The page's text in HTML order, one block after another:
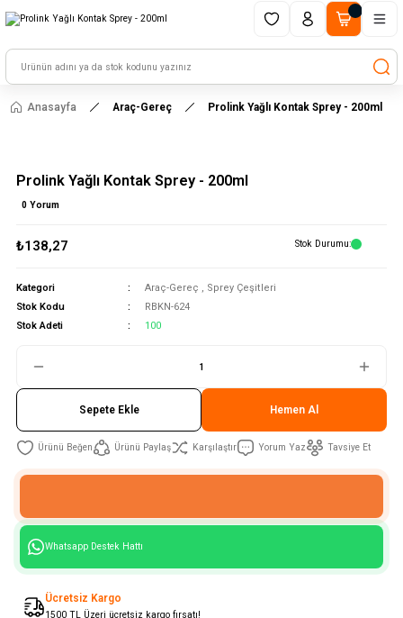
HAYAL ET - TASARLA - ÇALIŞTIR
Anasayfa Araç-Gereç Prolink Yağlı Kontak Sprey - 200ml
Prolink Yağlı Kontak Sprey - 200ml
0 Yorum
₺138,27 Stok Durumu
Kategori Araç-Gereç , Sprey Çeşitleri
Stok Kodu
RBKN-624
Stok Adeti
100
Sepete Ekle Hemen Al
Ürünü Paylaş Karşılaştır Yorum Yaz Tavsiye Et
Whatsapp Destek Hattı
Ücretsiz Kargo
1500 TL Üzeri ücretsiz kargo fırsatı!